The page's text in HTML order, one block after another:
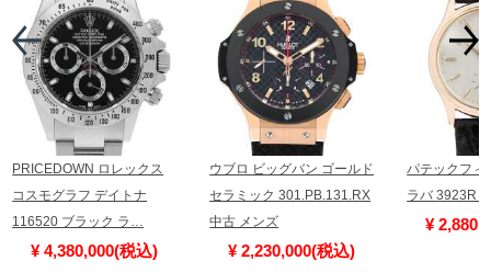
PRICEDOWN ロレックス
コスモグラフ デイトナ
116520 ブラック ラ…
¥ 4,380,000(税込)
ウブロ ビッグバン ゴールド
セラミック 301.PB.131.RX
中古 メンズ
¥ 2,230,000(税込)
パテックフィ
ラバ 3923R
¥